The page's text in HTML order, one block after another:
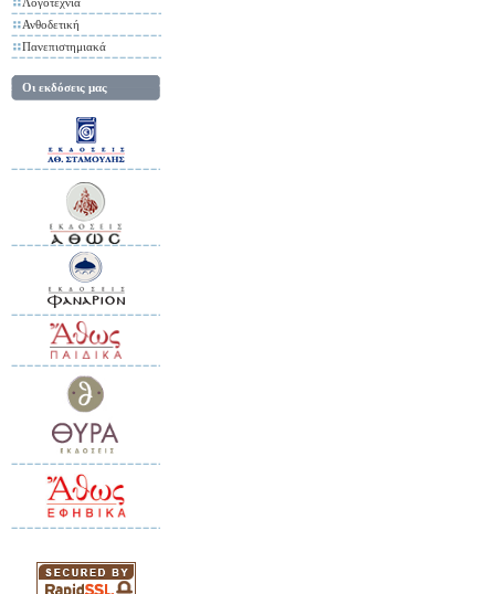
Ανθοδετική
Πανεπιστημιακά
Οι εκδόσεις μας